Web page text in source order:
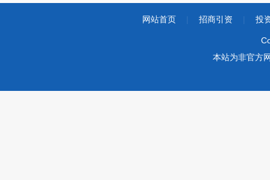
网站首页 招商引资 投
本站为非官方